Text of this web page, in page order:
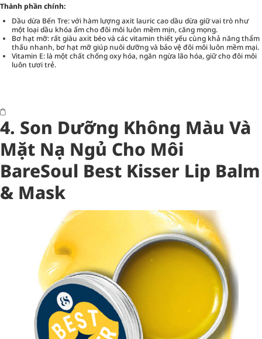
Thành phần chính:
Dầu dừa Bến Tre: với hàm lượng axit lauric cao dầu dừa giữ vai trò như
một loại dầu khóa ẩm cho đôi môi luôn mềm mịn, căng mọng.
Bơ hạt mỡ: rất giàu axit béo và các vitamin thiết yếu cùng khả năng thẩm
thấu nhanh, bơ hạt mỡ giúp nuôi dưỡng và bảo vệ đôi môi luôn mềm mại.
Vitamin E: là một chất chống oxy hóa, ngăn ngừa lão hóa, giữ cho đôi môi
luôn tươi trẻ.
4. Son Dưỡng Không Màu Và
Mặt Nạ Ngủ Cho Môi
BareSoul Best Kisser Lip Balm
& Mask